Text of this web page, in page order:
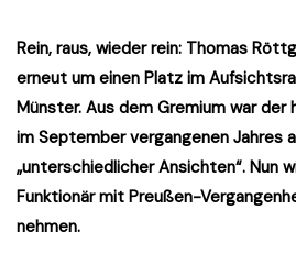
Rein, raus, wieder rein: Thomas
erneut um einen Platz im
Münster. Aus dem Gremium war
im September vergangenen Jahres
„unterschiedlicher Ansichten“. Nun
Funktionär mit Preußen-
nehmen.